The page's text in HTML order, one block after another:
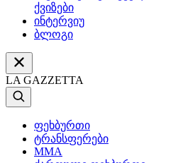
ქვიზები
ინტერვიუ
ბლოგი
LA GAZZETTA
ფეხბურთი
ტრანსფერები
MMA